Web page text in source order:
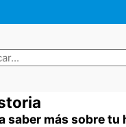
saber más sobre